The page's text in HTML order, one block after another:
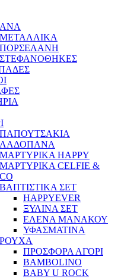
ΜΕΤΑΛΛΙΚΑ
ΠΟΡΣΕΛΑΝΗ
ΣΤΕΦΑΝΟΘΗΚΕΣ
ΠΑΠΟΥΤΣΑΚΙΑ
ΛΑΔΟΠΑΝΑ
ΜΑΡΤΥΡΙΚΑ HAPPY
ΜΑΡΤΥΡΙΚΑ CELFIE &
CO
ΒΑΠΤΙΣΤΙΚΑ ΣΕΤ
HAPPYEVER
ΞΥΛΙΝΑ ΣΕΤ
ΕΛΕΝΑ ΜΑΝΑΚΟΥ
ΥΦΑΣΜΑΤΙΝΑ
ΡΟΥΧΑ
ΠΡΟΣΦΟΡΑ ΑΓΟΡΙ
BAMBOLINO
BABY U ROCK